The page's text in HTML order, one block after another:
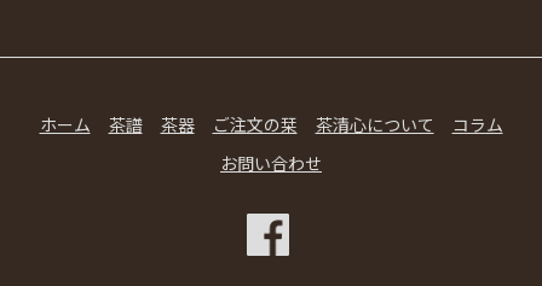
ホーム 茶譜 茶器 ご注文の栞 茶清心について
コラム
お問い合わせ